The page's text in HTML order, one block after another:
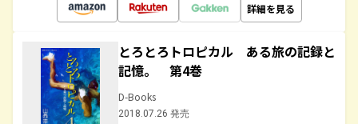
詳細を見る
とろとろトロピカル ある旅の記録と
記憶。 第4巻
D-Books
2018.07.26 発売